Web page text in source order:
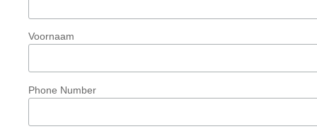
Voornaam
Phone Number